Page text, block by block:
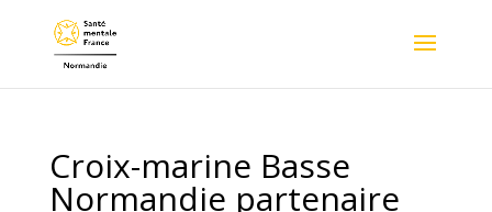
Croix-marine Basse
Normandie partenaire